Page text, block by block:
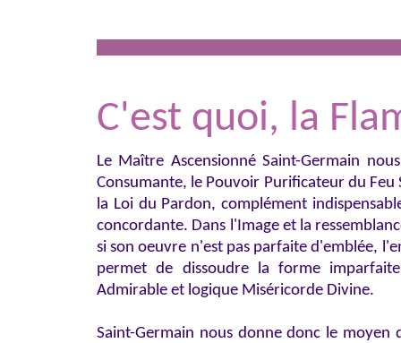
C'est quoi, la
Le Maître Ascensionné Saint-Germain
Consumante, le Pouvoir Purificateur du
la Loi du Pardon, complément
concordante. Dans l'Image et la
si son oeuvre n'est pas parfaite d'emblée,
permet de dissoudre la forme
Admirable et logique Miséricorde Divine.
Saint-Germain nous donne donc le